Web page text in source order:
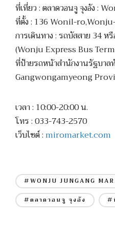
ที่เที่ยว : ตลาดวอนจู จุงอัง :
ที่ตั้ง : 136 Wonil-
การเดินทาง : รถบัสสาย 34
(Wonju Express Bus
ที่ป้ายรถหน้าสำนักงานรัฐบาล
Gangwongamyeong
เวลา : 10:00-20:00 น.
โทร : 033-743-2570
เว็บไซต์ :miromarket.com
#WONJU JUNGANG
#ตลาดวอนจู จุงอัง
#